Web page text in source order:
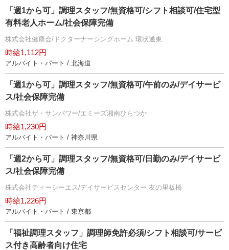
「週1から可」調理スタッフ/無資格可/シフト相談可/住宅型
有料老人ホーム/社会保障完備
株式会社健康会/ドクターナーシングホーム 環状通東
時給1,112円
アルバイト・パート / 北海道
「週1から可」調理スタッフ/無資格可/午前のみ/デイサービ
ス/社会保障完備
株式会社ザ・サンパワー/エミーズ湘南ひらつか
時給1,230円
アルバイト・パート / 神奈川県
「週2から可」調理スタッフ/無資格可/日勤のみ/デイサービ
ス/社会保障完備
株式会社ティーシーエス/デイサービスセンター 友の里板橋
時給1,226円
アルバイト・パート / 東京都
「福祉調理スタッフ」調理師免許必須/シフト相談可/サービ
ス付き高齢者向け住宅